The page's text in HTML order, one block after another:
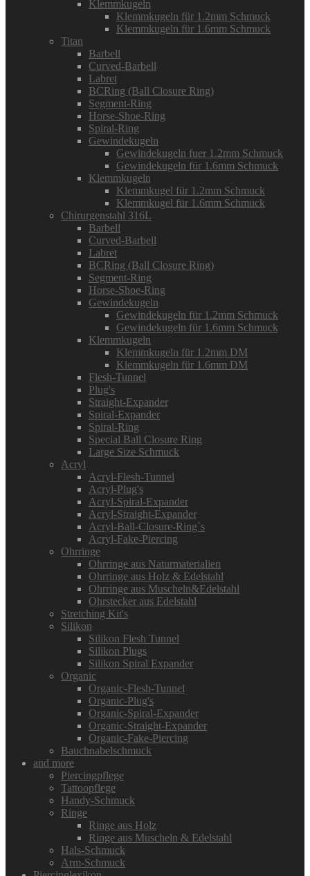
Klemmkugeln
Klemmkugeln für 1.2mm Schmuck
Klemmkugeln für 1.6mm Schmuck
Titan
Barbell
Curved-Barbell
Labret
BCRing (Ball Closure Ring)
Segment-Ring
Horse-Shoe-Ring
Spiral-Ring
Gewindekugeln
Gewindekugeln fuer 1.2mm Schmuck
Gewindekugeln für 1.6mm Schmuck
Klemmkugeln
Klemmkugel für 1.2mm Schmuck
Klemmkugel für 1.6mm Schmuck
Chirurgenstahl 316L
Barbell
Curved-Barbell
Labret
BCRing (Ball Closure Ring)
Segment-Ring
Horse-Shoe-Ring
Gewindekugeln
Gewindekugeln für 1.2mm Schmuck
Gewindekugeln für 1.6mm Schmuck
Klemmkugeln
Klemmkugeln für 1.2mm DM
Klemmkugeln für 1.6mm DM
Flesh-Tunnel
Plug's
Straight-Expander
Spiral-Expander
Spiral-Ring
Special Ball Closure Ring
Large Size Schmuck
Acryl
Acryl-Flesh-Tunnel
Acryl-Plug's
Acryl-Spiral-Expander
Acryl-Straight-Expander
Acryl-Ball-Closure-Ring`s
Acryl-Fake-Piercing
Ohrringe
Ohrringe aus Naturmaterialien
Ohrringe aus Holz & Edelstahl
Ohrringe aus Muscheln&Edelstahl
Ohrstecker aus Edelstahl
Stretching Kit's
Silikon
Silikon Flesh Tunnel
Silikon Plugs
Silikon Spiral Expander
Organic
Organic-Flesh-Tunnel
Organic-Plug's
Organic-Spiral-Expander
Organic-Straight-Expander
Organic-Fake-Piercing
Bauchnabelschmuck
and more
Piercingpflege
Tattoopflege
Handy-Schmuck
Ringe
Ringe aus Holz
Ringe aus Muscheln & Edelstahl
Hals-Schmuck
Arm-Schmuck